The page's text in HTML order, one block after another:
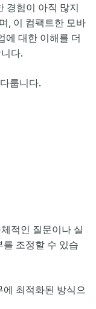
경험이 아직 많지
, 이 컴팩트한 모바
에 대한 이해를 더
다.
룹니다.
적인 질문이나 실
조정할 수 있습
최적화된 방식으